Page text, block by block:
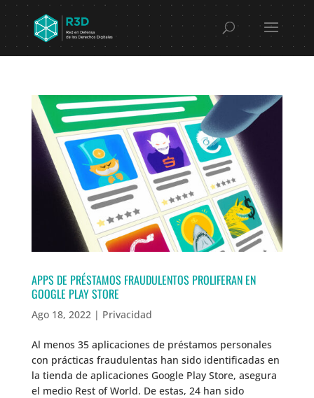
APPS DE PRÉSTAMOS FRAUDULENTOS PROLIFERAN EN
GOOGLE PLAY STORE
Ago 18, 2022| Privacidad
Al menos 35 aplicaciones de préstamos personales
con prácticas fraudulentas han sido identificadas en
la tienda de aplicaciones Google Play Store, asegura
el medio Rest of World. De estas, 24 han sido